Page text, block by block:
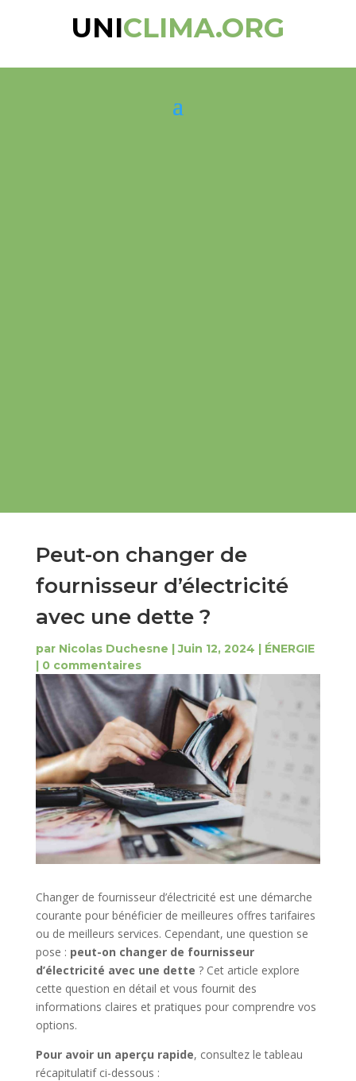
UNICLIMA.ORG
Peut-on changer de
fournisseur d’électricité
avec une dette ?
par Nicolas Duchesne |Juin 12, 2024 | ÉNERGIE
| 0 commentaires
Changer de fournisseur d’électricité est une démarche
courante pour bénéficier de meilleures offres tarifaires
ou de meilleurs services. Cependant, une question se
pose : peut-on changer de fournisseur
d’électricité avec une dette ? Cet article explore
cette question en détail et vous fournit des
informations claires et pratiques pour comprendre vos
options.
Pour avoir un aperçu rapide, consultez le tableau
récapitulatif ci-dessous :